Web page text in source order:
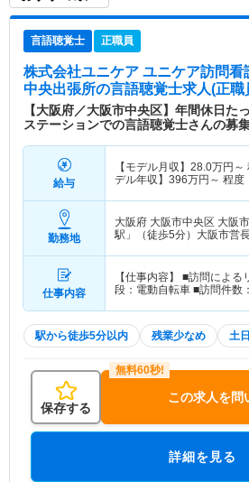
言語聴覚士 正職員
株式会社ユニケア ユニケア訪問看
中央出張所の言語聴覚士求人(正職
【大阪府／大阪市中央区】年間休日
ステーションでの言語聴覚士さんの募
給与
【モデル月収】 28.0万円～
デル年収】 396万円～ 程度
勤務地
大阪府 大阪市中央区 大阪
駅」（徒歩5分）大阪市営
仕事内容
【仕事内容】 ■訪問によ
段：電動自転車 ■訪問件数
駅から徒歩5分以内 残業少なめ 土
保存する
この求人を問
詳細を見る